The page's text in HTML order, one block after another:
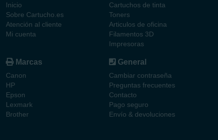
Inicio
Sobre Cartucho.es
Atención al cliente
Mi cuenta
Cartuchos de tinta
Toners
Articulos de oficina
Filamentos 3D
Impresoras
Marcas
Canon
HP
Epson
Lexmark
Brother
General
Cambiar contraseña
Preguntas frecuentes
Contacto
Pago seguro
Envío & devoluciones